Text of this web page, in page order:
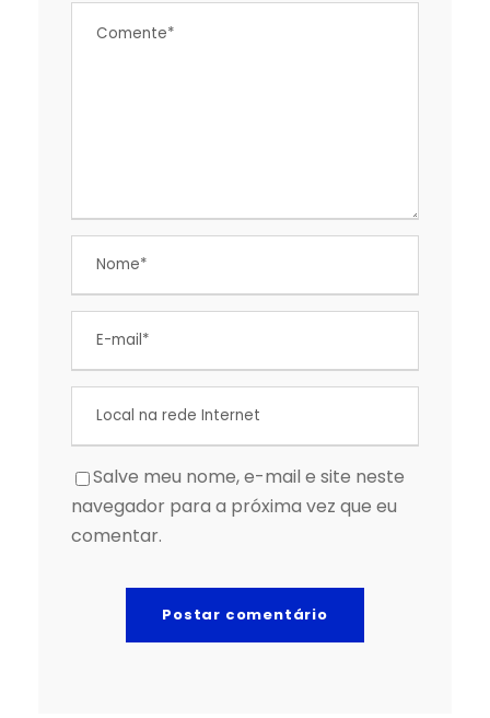
Salve meu nome, e-mail e site neste
navegador para a próxima vez que eu
comentar.